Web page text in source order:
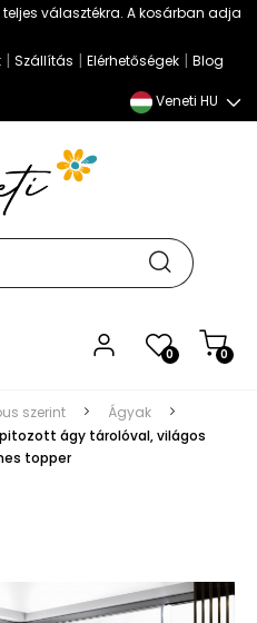
választékra. A kosárban adja
| Szállítás | Elérhetőségek | Blog
Veneti HU
0 0
szerint
Ágyak
ágy tárolóval, világos
topper